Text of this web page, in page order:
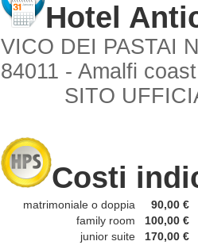
Hotel
VICO DEI PASTAI
84011 - Amalfi
SITO
Costi
matrimoniale o doppia
90,00 €
family room
100,00 €
junior suite
170,00 €